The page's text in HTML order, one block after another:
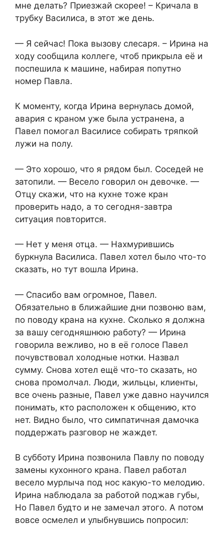
мне делать? Приезжай скорее! – Кричала в
трубку Василиса, в этот же день.
— Я сейчас! Пока вызову слесаря. – Ирина на
ходу сообщила коллеге, чтоб прикрыла её и
поспешила к машине, набирая попутно
номер Павла.
К моменту, когда Ирина вернулась домой,
авария с краном уже была устранена, а
Павел помогал Василисе собирать тряпкой
лужи на полу.
— Это хорошо, что я рядом был. Соседей не
затопили. — Весело говорил он девочке. —
Отцу скажи, что на кухне тоже кран
проверить надо, а то сегодня-завтра
ситуация повторится.
— Нет у меня отца. — Нахмурившись
буркнула Василиса. Павел хотел было что-то
сказать, но тут вошла Ирина.
— Спасибо вам огромное, Павел.
Обязательно в ближайшие дни позвоню вам,
по поводу крана на кухне. Сколько я должна
за вашу сегодняшнюю работу? — Ирина
говорила вежливо, но в её голосе Павел
почувствовал холодные нотки. Назвал
сумму. Снова хотел ещё что-то сказать, но
снова промолчал. Люди, жильцы, клиенты,
все очень разные, Павел уже давно научился
понимать, кто расположен к общению, кто
нет. Видно было, что симпатичная дамочка
поддержать разговор не жаждет.
В субботу Ирина позвонила Павлу по поводу
замены кухонного крана. Павел работал
весело мурлыча под нос какую-то мелодию.
Ирина наблюдала за работой поджав губы,
Но Павел будто и не замечал этого. А потом
вовсе осмелел и улыбнувшись попросил: